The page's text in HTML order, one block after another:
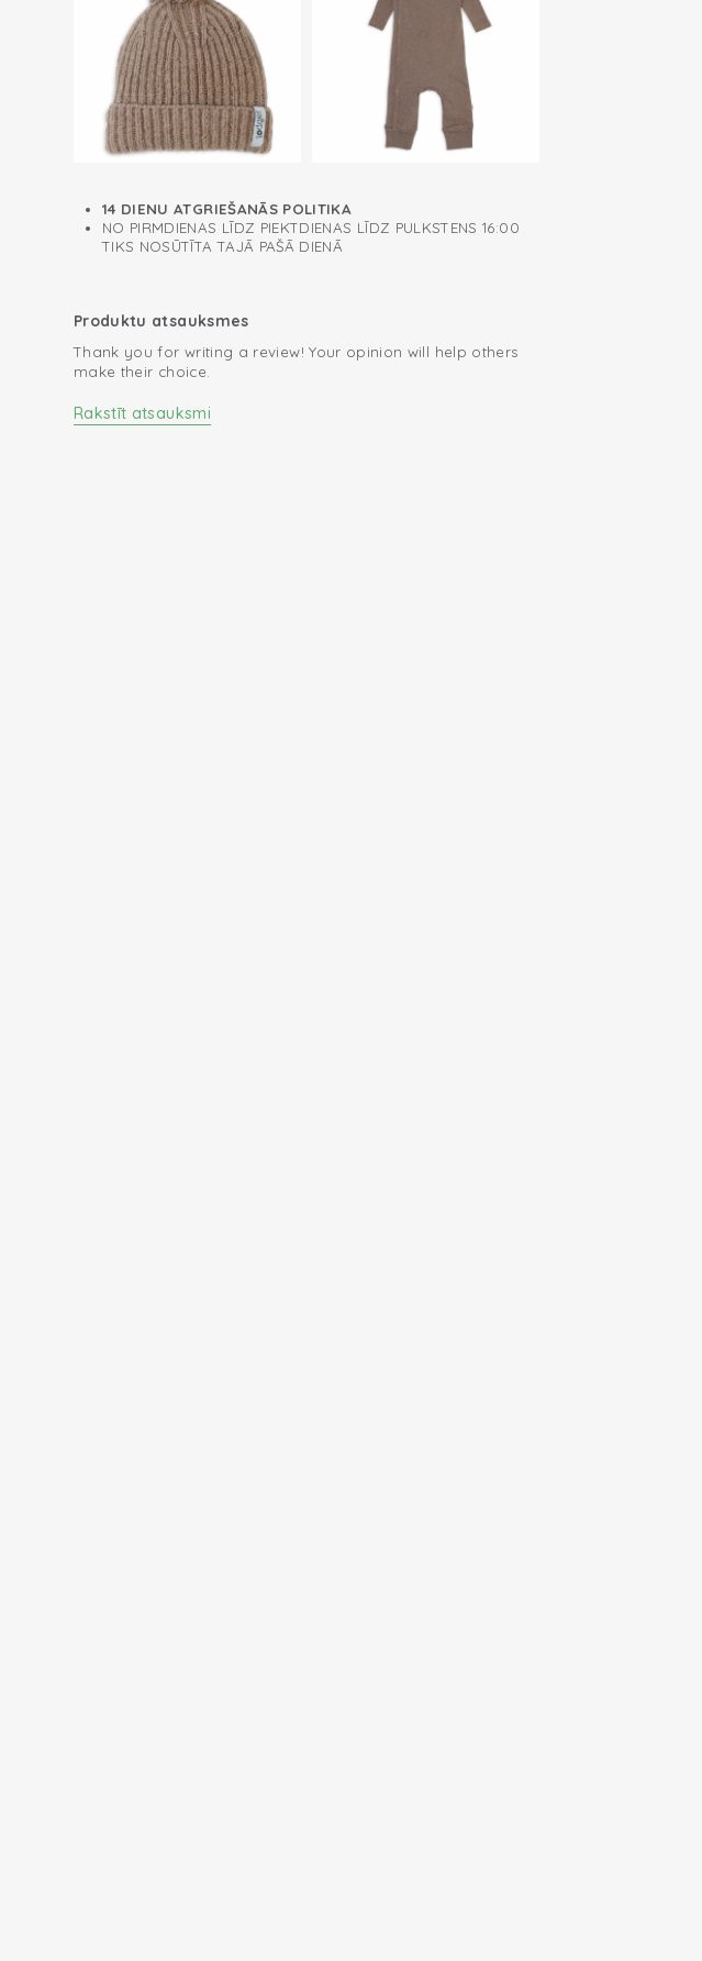
14 DIENU ATGRIEŠANĀS POLITIKA
NO PIRMDIENAS LĪDZ PIEKTDIENAS LĪDZ PULKSTENS 16:00
TIKS NOSŪTĪTA TAJĀ PAŠĀ DIENĀ
Produktu atsauksmes
Thank you for writing a review! Your opinion will help others
make their choice.
Rakstīt atsauksmi